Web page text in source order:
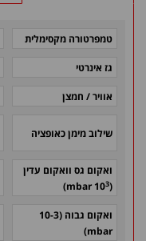
טמפרטורה מקסימלית
גז אינרטי
אוויר / חמצן
שילוב מימן כאופציה
ואקום גס וואקום עדין
(10
3
ואקום גבוה (10-3
mbar)